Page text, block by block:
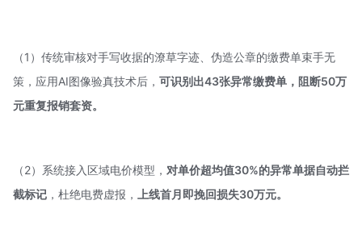
（1）传统审核对手写收据的潦草字迹、伪造公章的缴费单束手无
策，应用AI图像验真技术后， 可识别出43张异常缴费单，阻断50万
元重复报销套资。
（2）系统接入区域电价模型， 对单价超均值30%的异常单据自动拦
截标记 ，杜绝电费虚报， 上线首月即挽回损失30万元。